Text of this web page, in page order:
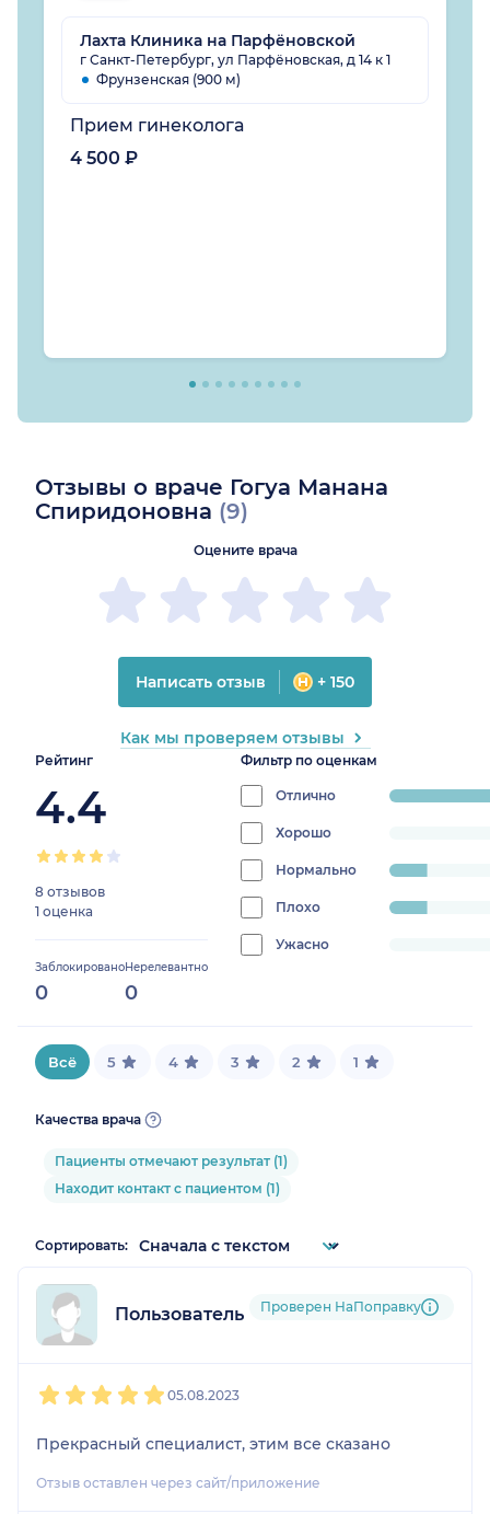
Лахта Клиника на Парфёновской
г Санкт-Петербург, ул Парфёновская, д 14 к 1
Фрунзенская (900 м)
Прием гинеколога
4 500 ₽
Отзывы о враче Гогуа Манана
Спиридоновна (9)
Рейтинг
4.4
8 отзывов
1 оценка
Заблокировано
0
Нерелевантно
0
Фильтр по оценкам
Отличноprogress:
Хорошо
0%
Нормально
11.11111111111111%
Плохо
progress:
Ужасно
0%
Оцените врача
Написать отзыв + 150
Как мы проверяем отзывы
Всё 5 4 3 2 1
Качества врача
Пациенты отмечают результат (1)
Находит контакт с пациентом (1)
Сортировать:
Пользователь НаПоправку
Проверен НаПоправку
05.08.2023
Прекрасный специалист, этим все сказано
Отзыв оставлен через сайт/приложение